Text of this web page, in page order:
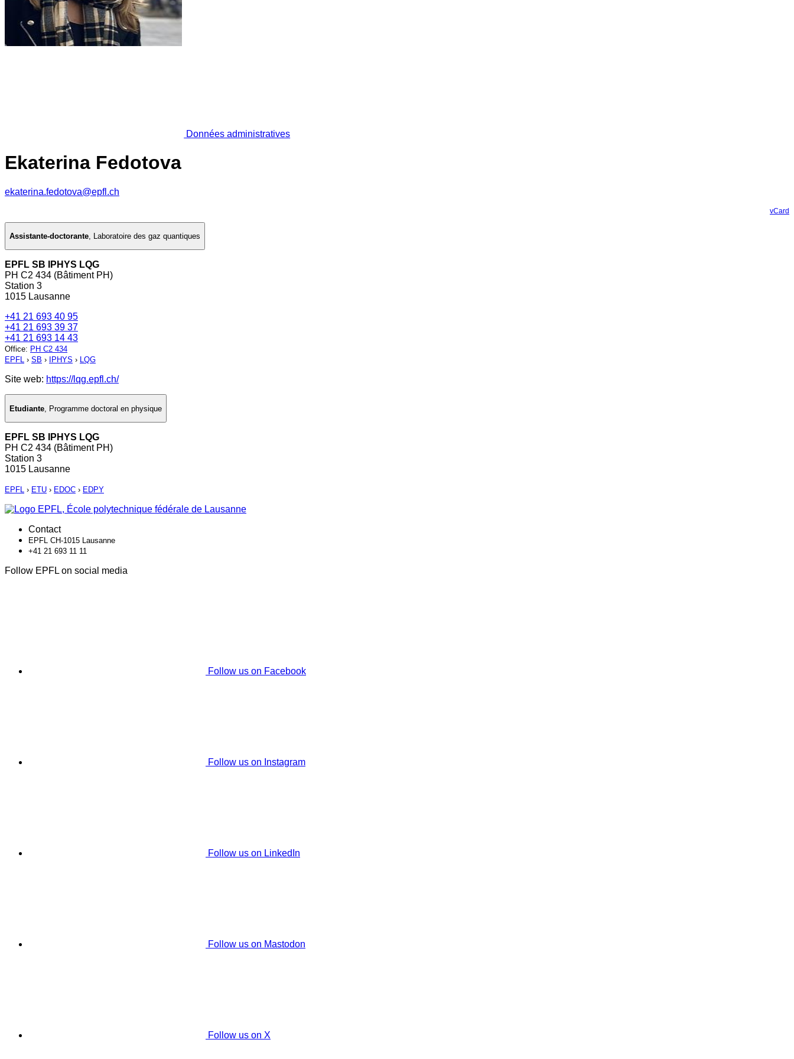
Données administratives
Ekaterina Fedotova
ekaterina.fedotova@epfl.ch
vCard
Assistante-doctorante, Laboratoire des gaz quantiques
EPFL SB IPHYS LQG
PH C2 434 (Bâtiment PH)
Station 3
1015 Lausanne
+41 21 693 40 95
+41 21 693 39 37
+41 21 693 14 43
Office: PH C2 434
EPFL › SB › IPHYS › LQG
Site web: https://lqg.epfl.ch/
Etudiante Programme doctoral en physique
EPFL SB IPHYS LQG
PH C2 434 (Bâtiment PH)
Station 3
1015 Lausanne
EPFL › ETU › EDOC › EDPY
Contact
EPFL CH-1015 Lausanne
+41 21 693 11 11
Follow EPFL on social media
Follow us on Facebook
Follow us on Instagram
Follow us on LinkedIn
Follow us on Mastodon
Follow us on X